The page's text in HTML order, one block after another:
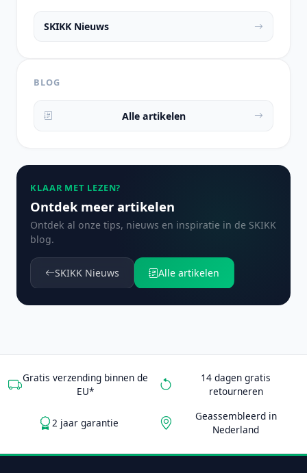
SKIKK Nieuws
BLOG
Alle artikelen
KLAAR MET LEZEN?
Ontdek meer artikelen
Ontdek al onze tips, nieuws en inspiratie in de SKIKK
blog.
SKIKK Nieuws Alle artikelen
Gratis verzending binnen de
EU*
14 dagen gratis
retourneren
2 jaar garantie
Geassembleerd in
Nederland